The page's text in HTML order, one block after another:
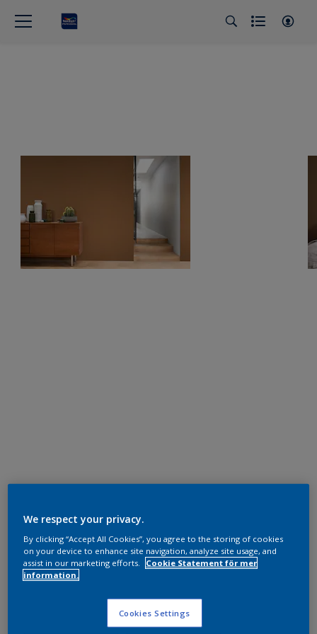
We respect your privacy.
By clicking “Accept All Cookies”, you agree to the storing of cookies
on your device to enhance site navigation, analyze site usage, and
assist in our marketing efforts.
Cookie Statement för mer
information.
Cookies Settings